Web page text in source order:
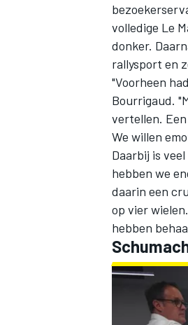
volledige Le
donker.
rallysport en
"Voorheen
Bourrigaud.
vertellen.
We willen
Daarbij is
hebben we
daarin een
op vier
hebben